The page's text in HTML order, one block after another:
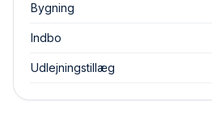
Bygning
Indbo
Udlejningstillæg